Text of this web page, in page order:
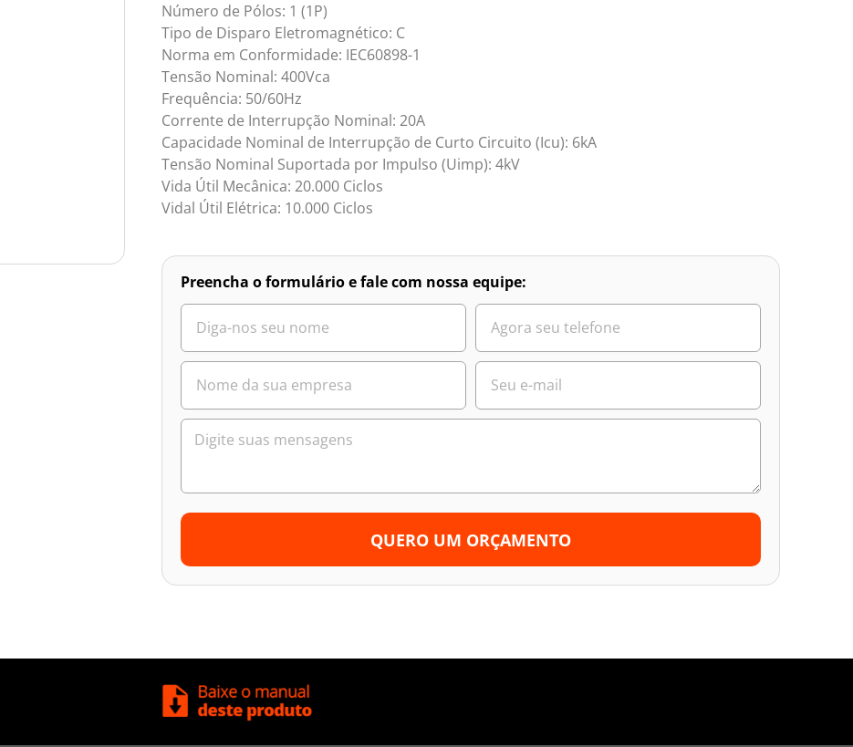
Número de Pólos: 1 (1P)
Tipo de Disparo Eletromagnético: C
Norma em Conformidade: IEC60898-1
Tensão Nominal: 400Vca
Frequência: 50/60Hz
Corrente de Interrupção Nominal: 20A
Capacidade Nominal de Interrupção de Curto Circuito (Icu): 6kA
Tensão Nominal Suportada por Impulso (Uimp): 4kV
Vida Útil Mecânica: 20.000 Ciclos
Vidal Útil Elétrica: 10.000 Ciclos
Preencha o formulário e fale com nossa equipe:
QUERO UM ORÇAMENTO